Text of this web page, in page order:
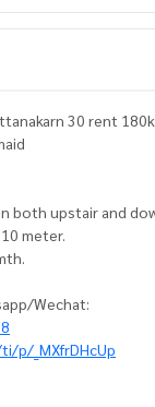
30 rent
both upstair and
meter.
Wechat:
p/_MXfrDHcUp